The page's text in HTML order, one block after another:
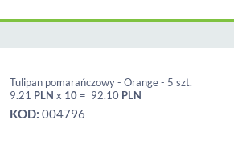
Tulipan pomarańczowy - Orange - 5 szt.
9.21 PLN x 10 = 92.10 PLN
KOD: 004796